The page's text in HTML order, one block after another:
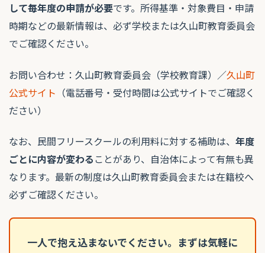
して毎年度の申請が必要です。所得基準・対象費目・申請
時期などの最新情報は、必ず学校または久山町教育委員会
でご確認ください。
お問い合わせ：久山町教育委員会（学校教育課）／久山町
公式サイト （電話番号・受付時間は公式サイトでご確認く
ださい）
なお、民間フリースクールの利用料に対する補助は、 年度
ごとに内容が変わる ことがあり、自治体によって有無も異
なります。最新の制度は久山町教育委員会または在籍校へ
必ずご確認ください。
一人で抱え込まないでください。まずは気軽に